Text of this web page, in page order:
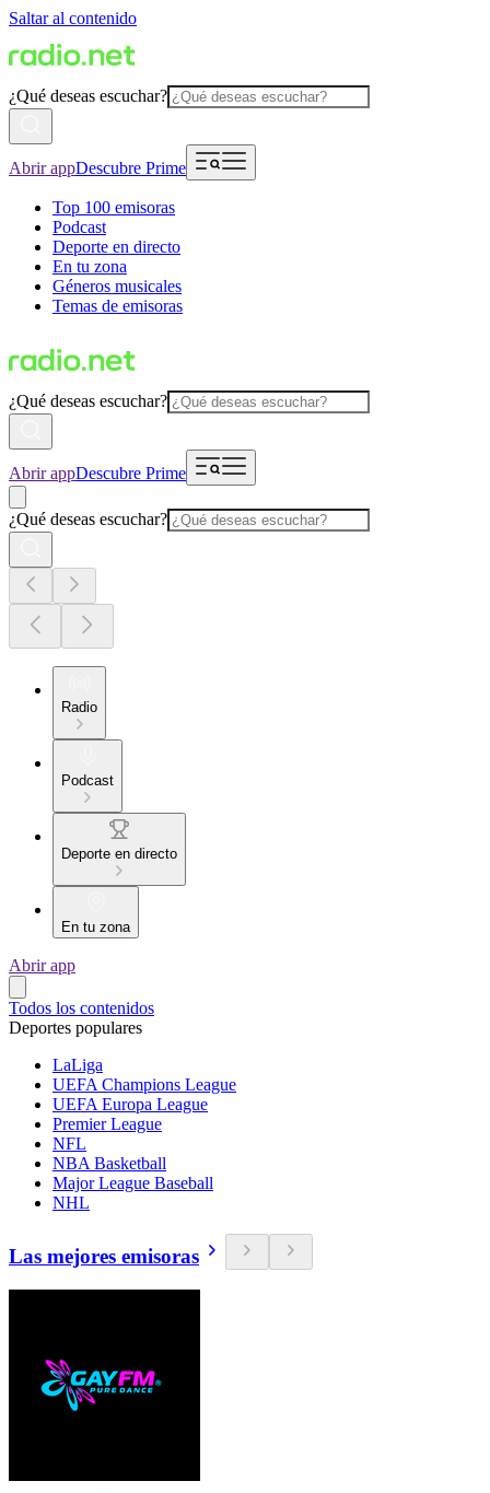
Saltar al contenido
¿Qué deseas escuchar?
Abrir appDescubre Prime
Top 100 emisoras
Podcast
Deporte en directo
En tu zona
Géneros musicales
Temas de emisoras
¿Qué deseas escuchar?
Abrir appDescubre Prime
¿Qué deseas escuchar?
Radio
Podcast
Deporte en directo
En tu zona
Abrir app
Todos los contenidos
Deportes populares
LaLiga
UEFA Champions League
UEFA Europa League
Premier League
NFL
NBA Basketball
Major League Baseball
NHL
Las mejores emisoras